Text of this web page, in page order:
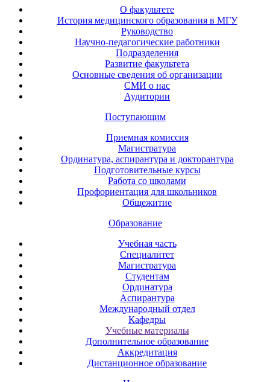
О факультете
История медицинского образования в МГУ
Руководство
Научно-педагогические работники
Подразделения
Развитие факультета
Основные сведения об организации
СМИ о нас
Аудитории
Поступающим
Приемная комиссия
Магистратура
Ординатура, аспирантура и докторантура
Подготовительные курсы
Работа со школами
Профориентация для школьников
Общежитие
Образование
Учебная часть
Специалитет
Магистратура
Студентам
Ординатура
Аспирантура
Международный отдел
Кафедры
Учебные материалы
Дополнительное образование
Аккредитация
Дистанционное образование